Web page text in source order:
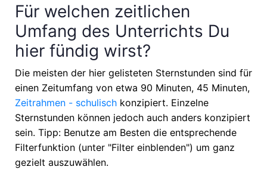
Für welchen zeitlichen
Umfang des Unterrichts Du
hier fündig wirst?
Die meisten der hier gelisteten Sternstunden sind für
einen Zeitumfang von etwa 90 Minuten, 45 Minuten,
Zeitrahmen - schulisch konzipiert. Einzelne
Sternstunden können jedoch auch anders konzipiert
sein. Tipp: Benutze am Besten die entsprechende
Filterfunktion (unter "Filter einblenden") um ganz
gezielt auszuwählen.